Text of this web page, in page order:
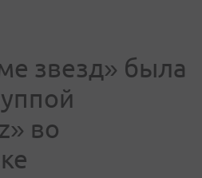
звезд» была
во